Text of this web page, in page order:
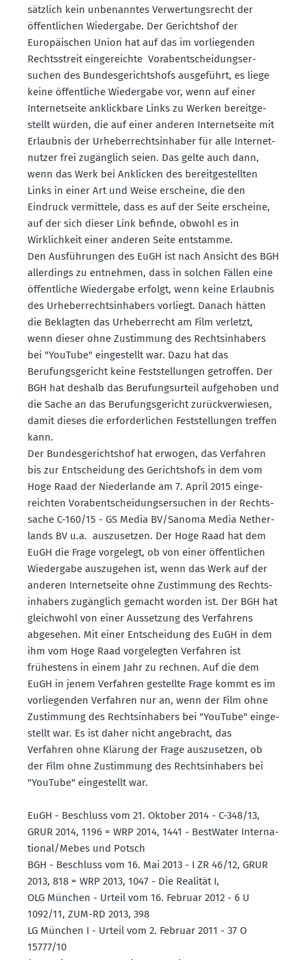
sätzlich kein unbenanntes Verwer­tungs­recht der
öffent­lichen Wiedergabe. Der Gerichtshof der
Europäi­schen Union hat auf das im vorlie­genden
Rechts­streit einge­reichte Vorab­ent­schei­dungs­er­
suchen des Bundes­ge­richtshofs ausge­führt, es liege
keine öffent­liche Wiedergabe vor, wenn auf einer
Inter­net­seite anklickbare Links zu Werken bereit­ge­
stellt würden, die auf einer anderen Inter­net­seite mit
Erlaubnis der Urheber­rechts­in­haber für alle Inter­net­
nutzer frei zugänglich seien. Das gelte auch dann,
wenn das Werk bei Anklicken des bereit­ge­stellten
Links in einer Art und Weise erscheine, die den
Eindruck vermittele, dass es auf der Seite erscheine,
auf der sich dieser Link befinde, obwohl es in
Wirklichkeit einer anderen Seite entstamme.
Den Ausfüh­rungen des EuGH ist nach Ansicht des BGH
aller­dings zu entnehmen, dass in solchen Fällen eine
öffent­liche Wiedergabe erfolgt, wenn keine Erlaubnis
des Urheber­rechts­in­habers vorliegt. Danach hätten
die Beklagten das Urheber­recht am Film verletzt,
wenn dieser ohne Zustimmung des Rechts­in­habers
bei "YouTube" einge­stellt war. Dazu hat das
Berufungs­ge­richt keine Feststel­lungen getroffen. Der
BGH hat deshalb das Berufungs­urteil aufge­hoben und
die Sache an das Berufungs­ge­richt zurück­ver­wiesen,
damit dieses die erfor­der­lichen Feststel­lungen treffen
kann.
Der Bundes­ge­richtshof hat erwogen, das Verfahren
bis zur Entscheidung des Gerichtshofs in dem vom
Hoge Raad der Nieder­lande am 7. April 2015 einge­
reichten Vorab­ent­schei­dungs­er­suchen in der Rechts­
sache C-160/15 - GS Media BV/Sanoma Media Nether­
lands BV u.a. auszu­setzen. Der Hoge Raad hat dem
EuGH die Frage vorgelegt, ob von einer öffent­lichen
Wiedergabe auszu­gehen ist, wenn das Werk auf der
anderen Inter­net­seite ohne Zustimmung des Rechts­
in­habers zugänglich gemacht worden ist. Der BGH hat
gleichwohl von einer Aussetzung des Verfahrens
abgesehen. Mit einer Entscheidung des EuGH in dem
ihm vom Hoge Raad vorge­legten Verfahren ist
frühestens in einem Jahr zu rechnen. Auf die dem
EuGH in jenem Verfahren gestellte Frage kommt es im
vorlie­genden Verfahren nur an, wenn der Film ohne
Zustimmung des Rechts­in­habers bei "YouTube" einge­
stellt war. Es ist daher nicht angebracht, das
Verfahren ohne Klärung der Frage auszu­setzen, ob
der Film ohne Zustimmung des Rechts­in­habers bei
"YouTube" einge­stellt war.
EuGH - Beschluss vom 21. Oktober 2014 - C-348/13,
GRUR 2014, 1196 = WRP 2014, 1441 - BestWater Inter­na­
tional/Mebes und Potsch
BGH - Beschluss vom 16. Mai 2013 - I ZR 46/12, GRUR
2013, 818 = WRP 2013, 1047 - Die Realität I,
OLG München - Urteil vom 16. Februar 2012 - 6 U
1092/11, ZUM-RD 2013, 398
LG München I - Urteil vom 2. Februar 2011 - 37 O
15777/10